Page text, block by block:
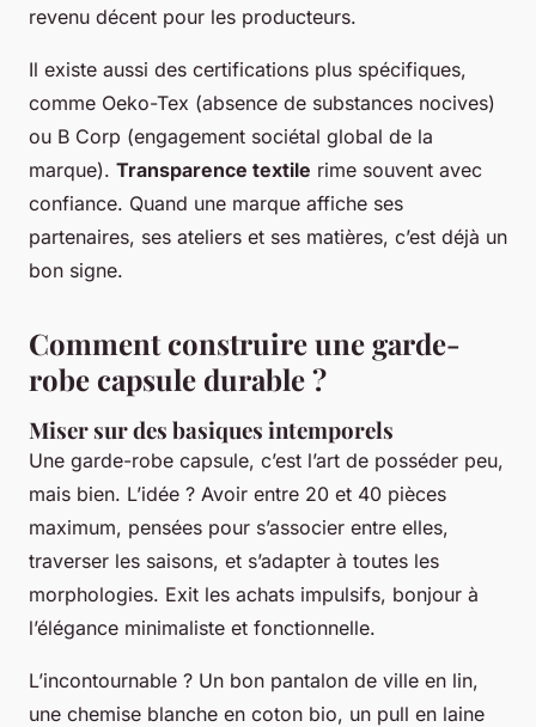
revenu décent pour les producteurs.
Il existe aussi des certifications plus spécifiques,
comme Oeko-Tex (absence de substances nocives)
ou B Corp (engagement sociétal global de la
marque). Transparence textile rime souvent avec
confiance. Quand une marque affiche ses
partenaires, ses ateliers et ses matières, c’est déjà un
bon signe.
Comment construire une garde-
robe capsule durable ?
Miser sur des basiques intemporels
Une garde-robe capsule, c’est l’art de posséder peu,
mais bien. L’idée ? Avoir entre 20 et 40 pièces
maximum, pensées pour s’associer entre elles,
traverser les saisons, et s’adapter à toutes les
morphologies. Exit les achats impulsifs, bonjour à
l’élégance minimaliste et fonctionnelle.
L’incontournable ? Un bon pantalon de ville en lin,
une chemise blanche en coton bio, un pull en laine